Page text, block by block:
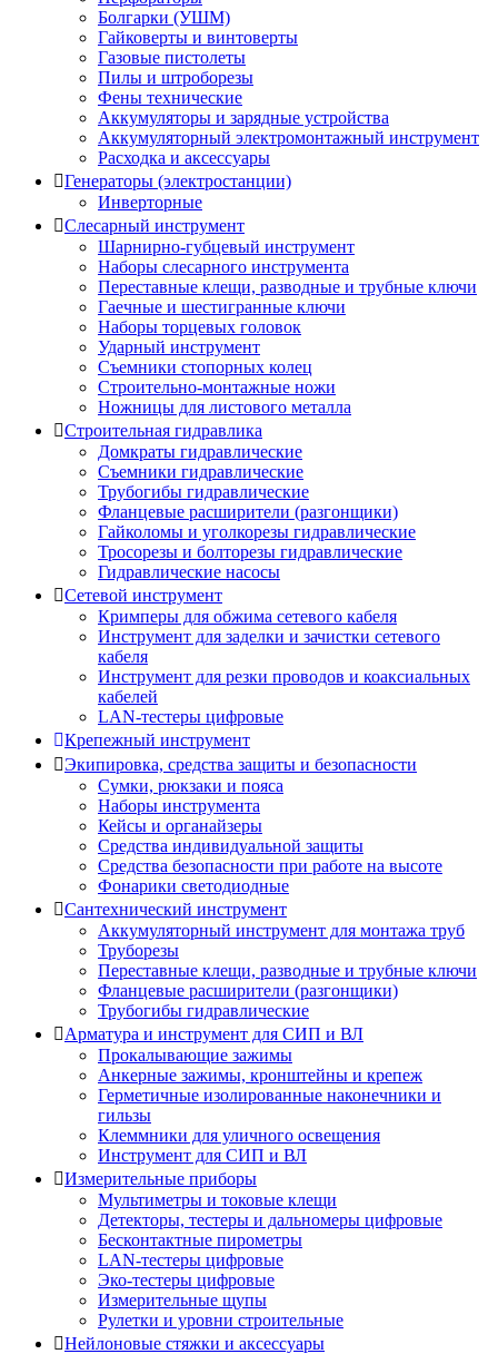
Болгарки (УШМ)
Гайковерты и винтоверты
Газовые пистолеты
Пилы и штроборезы
Фены технические
Аккумуляторы и зарядные устройства
Аккумуляторный электромонтажный инструмент
Расходка и аксессуары
Генераторы (электростанции)
Инверторные
Слесарный инструмент
Шарнирно-губцевый инструмент
Наборы слесарного инструмента
Переставные клещи, разводные и трубные ключи
Гаечные и шестигранные ключи
Наборы торцевых головок
Ударный инструмент
Съемники стопорных колец
Строительно-монтажные ножи
Ножницы для листового металла
Строительная гидравлика
Домкраты гидравлические
Съемники гидравлические
Трубогибы гидравлические
Фланцевые расширители (разгонщики)
Гайколомы и уголкорезы гидравлические
Тросорезы и болторезы гидравлические
Гидравлические насосы
Сетевой инструмент
Кримперы для обжима сетевого кабеля
Инструмент для заделки и зачистки сетевого
кабеля
Инструмент для резки проводов и коаксиальных
кабелей
LAN-тестеры цифровые
Крепежный инструмент
Экипировка, средства защиты и безопасности
Сумки, рюкзаки и пояса
Наборы инструмента
Кейсы и органайзеры
Средства индивидуальной защиты
Средства безопасности при работе на высоте
Фонарики светодиодные
Сантехнический инструмент
Аккумуляторный инструмент для монтажа труб
Труборезы
Переставные клещи, разводные и трубные ключи
Фланцевые расширители (разгонщики)
Трубогибы гидравлические
Арматура и инструмент для СИП и ВЛ
Прокалывающие зажимы
Анкерные зажимы, кронштейны и крепеж
Герметичные изолированные наконечники и
гильзы
Клеммники для уличного освещения
Инструмент для СИП и ВЛ
Измерительные приборы
Мультиметры и токовые клещи
Детекторы, тестеры и дальномеры цифровые
Бесконтактные пирометры
LAN-тестеры цифровые
Эко-тестеры цифровые
Измерительные щупы
Рулетки и уровни строительные
Нейлоновые стяжки и аксессуары